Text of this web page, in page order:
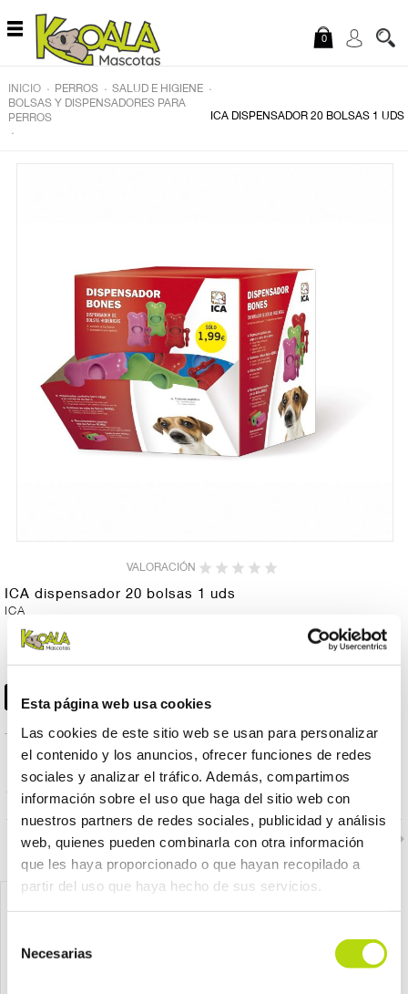
Esta página web usa cookies
Las cookies de este sitio web se usan para personalizar
el contenido y los anuncios, ofrecer funciones de redes
sociales y analizar el tráfico. Además, compartimos
información sobre el uso que haga del sitio web con
nuestros partners de redes sociales, publicidad y análisis
web, quienes pueden combinarla con otra información
que les haya proporcionado o que hayan recopilado a
partir del uso que haya hecho de sus servicios.
Necesarias
Saltar al contenido
0
INICIO . PERROS . SALUD E HIGIENE .
BOLSAS Y DISPENSADORES PARA
PERROS
.
ICA DISPENSADOR 20 BOLSAS 1 UDS
VALORACIÓN
ICA dispensador 20 bolsas 1 uds
ICA
ICA dispensador 20
2,50 €
PRODUCTOS RELACIONADOS